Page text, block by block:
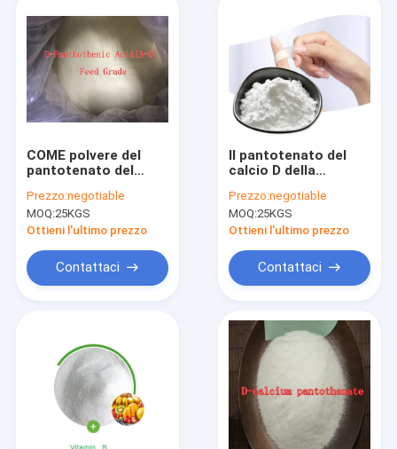
Prodotti
Circa noi
Giro della fabbrica
Notizie
Casi
Granulare acido citrico
Polvere dell'aminoacido
COME polvere del
pantotenato del
PH6.0 D della
vitamina 137-08-6
Prezzo:negotiable
MOQ:25KGS
Ottieni l'ultimo prezzo
Contattaci
Il pantotenato del
calcio D della
spolverizza il EINECS
205-278-9
Prezzo:negotiable
MOQ:25KGS
Ottieni l'ultimo prezzo
Contattaci